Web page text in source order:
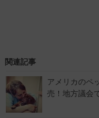
関連記事
アメリカのペ
売！地方議会